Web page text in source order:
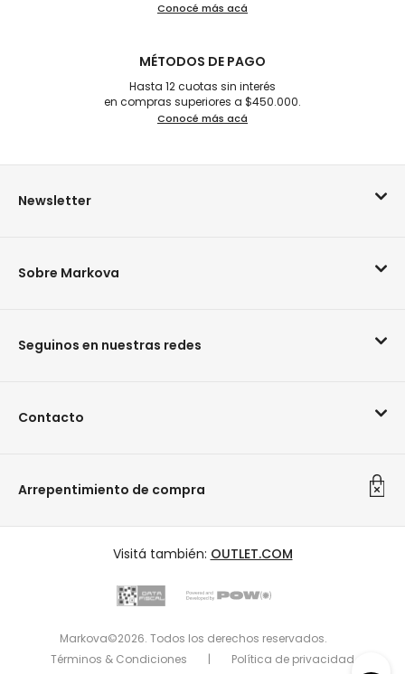
Conocé más acá
MÉTODOS DE PAGO
Hasta 12 cuotas sin interés
en compras superiores a $450.000.
Conocé más acá
Newsletter
Sobre Markova
Seguinos en nuestras redes
Contacto
Arrepentimiento de compra
Visitá también: OUTLET.COM
Markova©2026. Todos los derechos reservados.
Términos & Condiciones
| Política de privacidad